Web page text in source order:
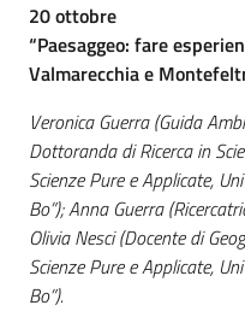
Progetti
20 ottobre
“Paesaggeo: fare
Valmarecchia e
Veronica Guerra (Guida
Dottoranda di Ricerca in
Scienze Pure e Applicate,
Bo”); Anna Guerra
Olivia Nesci (Docente di
Scienze Pure e Applicate,
Bo”).